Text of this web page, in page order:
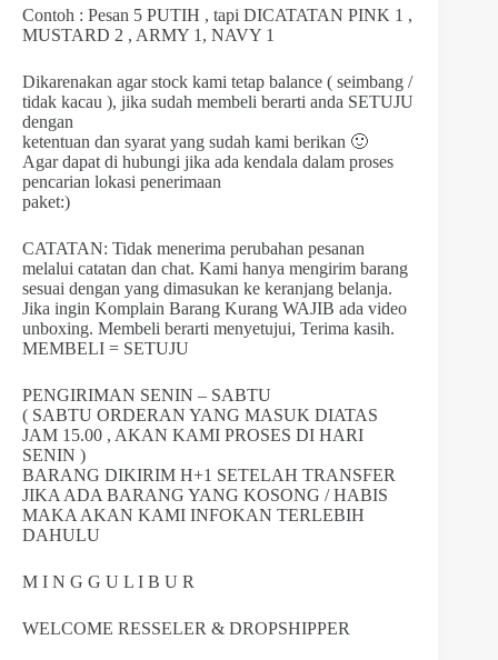
Contoh : Pesan 5 PUTIH , tapi DICATATAN PINK 1 ,
MUSTARD 2 , ARMY 1, NAVY 1
Dikarenakan agar stock kami tetap balance ( seimbang /
tidak kacau ), jika sudah membeli berarti anda SETUJU
dengan
ketentuan dan syarat yang sudah kami berikan 🙂
Agar dapat di hubungi jika ada kendala dalam proses
pencarian lokasi penerimaan
paket:)
CATATAN: Tidak menerima perubahan pesanan
melalui catatan dan chat. Kami hanya mengirim barang
sesuai dengan yang dimasukan ke keranjang belanja.
Jika ingin Komplain Barang Kurang WAJIB ada video
unboxing. Membeli berarti menyetujui, Terima kasih.
MEMBELI = SETUJU
PENGIRIMAN SENIN – SABTU
( SABTU ORDERAN YANG MASUK DIATAS
JAM 15.00 , AKAN KAMI PROSES DI HARI
SENIN )
BARANG DIKIRIM H+1 SETELAH TRANSFER
JIKA ADA BARANG YANG KOSONG / HABIS
MAKA AKAN KAMI INFOKAN TERLEBIH
DAHULU
M I N G G U L I B U R
WELCOME RESSELER & DROPSHIPPER